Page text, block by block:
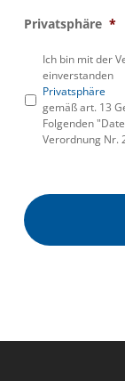
Privatsphäre *
Ich bin mit der
einverstanden
Privatsphäre
gemäß art. 13
Folgenden
Verordnung Nr.